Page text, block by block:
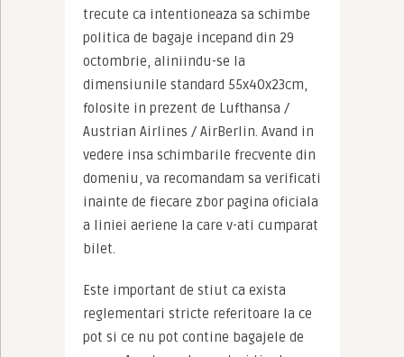
trecute ca intentioneaza sa schimbe
politica de bagaje incepand din 29
octombrie, aliniindu-se la
dimensiunile standard 55x40x23cm,
folosite in prezent de Lufthansa /
Austrian Airlines / AirBerlin. Avand in
vedere insa schimbarile frecvente din
domeniu, va recomandam sa verificati
inainte de fiecare zbor pagina oficiala
a liniei aeriene la care v-ati cumparat
bilet.
Este important de stiut ca exista
reglementari stricte referitoare la ce
pot si ce nu pot contine bagajele de